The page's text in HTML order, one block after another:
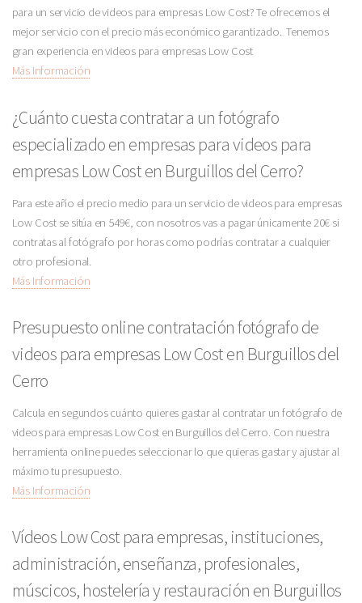
para un servicio de videos para empresas Low Cost? Te ofrecemos el
mejor servicio con el precio más económico garantizado. Tenemos
gran experiencia en videos para empresas Low Cost
Más Información
¿Cuánto cuesta contratar a un fotógrafo
especializado en empresas para videos para
empresas Low Cost en Burguillos del Cerro?
Para este año el precio medio para un servicio de videos para empresas
Low Cost se sitúa en 549€, con nosotros vas a pagar únicamente 20€ si
contratas al fotógrafo por horas como podrías contratar a cualquier
otro profesional.
Más Información
Presupuesto online contratación fotógrafo de
videos para empresas Low Cost en Burguillos del
Cerro
Calcula en segundos cuánto quieres gastar al contratar un fotógrafo de
videos para empresas Low Cost en Burguillos del Cerro. Con nuestra
herramienta online puedes seleccionar lo que quieras gastar y ajustar al
máximo tu presupuesto.
Más Información
Vídeos Low Cost para empresas, instituciones,
administración, enseñanza, profesionales,
múscicos, hostelería y restauración en Burguillos